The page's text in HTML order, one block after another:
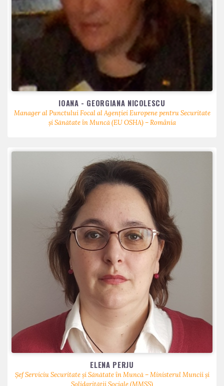
IOANA - GEORGIANA NICOLESCU
Manager al Punctului Focal al Agenției Europene pentru Securitate
și Sănătate în Muncă (EU OSHA) – România
ELENA PERJU
Șef Serviciu Securitate și Sănătate în Muncă – Ministerul Muncii și